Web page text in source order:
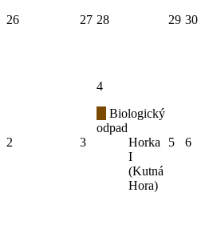
26 27 28 29 30
2 3
4
Biologický
odpad
Horka
I
(Kutná
Hora)
5 6